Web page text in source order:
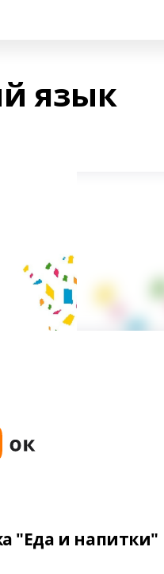
язык
"Еда и напитки"